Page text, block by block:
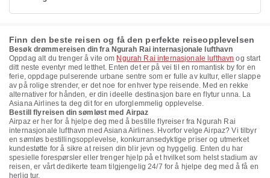
Finn den beste reisen og få den perfekte reiseopplevelsen
Besøk drømmereisen din fra Ngurah Rai internasjonale lufthavn
Oppdag alt du trenger å vite om Ngurah Rai internasjonale lufthavn og start
ditt neste eventyr med letthet. Enten det er på vei til en romantisk by for en
ferie, oppdage pulserende urbane sentre som er fulle av kultur, eller slappe
av på rolige strender, er det noe for enhver type reisende. Med en rekke
alternativer for hånden, er din ideelle destinasjon bare en flytur unna. La
Asiana Airlines ta deg dit for en uforglemmelig opplevelse.
Bestill flyreisen din sømløst med Airpaz
Airpaz er her for å hjelpe deg med å bestille flyreiser fra Ngurah Rai
internasjonale lufthavn med Asiana Airlines. Hvorfor velge Airpaz? Vi tilbyr
en sømløs bestillingsopplevelse, konkurransedyktige priser og utmerket
kundestøtte for å sikre at reisen din blir jevn og hyggelig. Enten du har
spesielle forespørsler eller trenger hjelp på et hvilket som helst stadium av
reisen, er vårt dedikerte team tilgjengelig 24/7 for å hjelpe deg med å få en
herlig tur.